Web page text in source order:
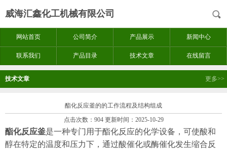
威海汇鑫化工机械有限公司
网站首页 公司简介 产品展示 新闻中心
联系我们 产品目录 技术文章 在线留言
技术文章 更多>>
酯化反应釜的的工作流程及结构组成
点击次数：904 更新时间：2025-10-29
酯化反应釜是一种专门用于酯化反应的化学设备，可使酸和
醇在特定的温度和压力下，通过酸催化或酶催化发生缩合反